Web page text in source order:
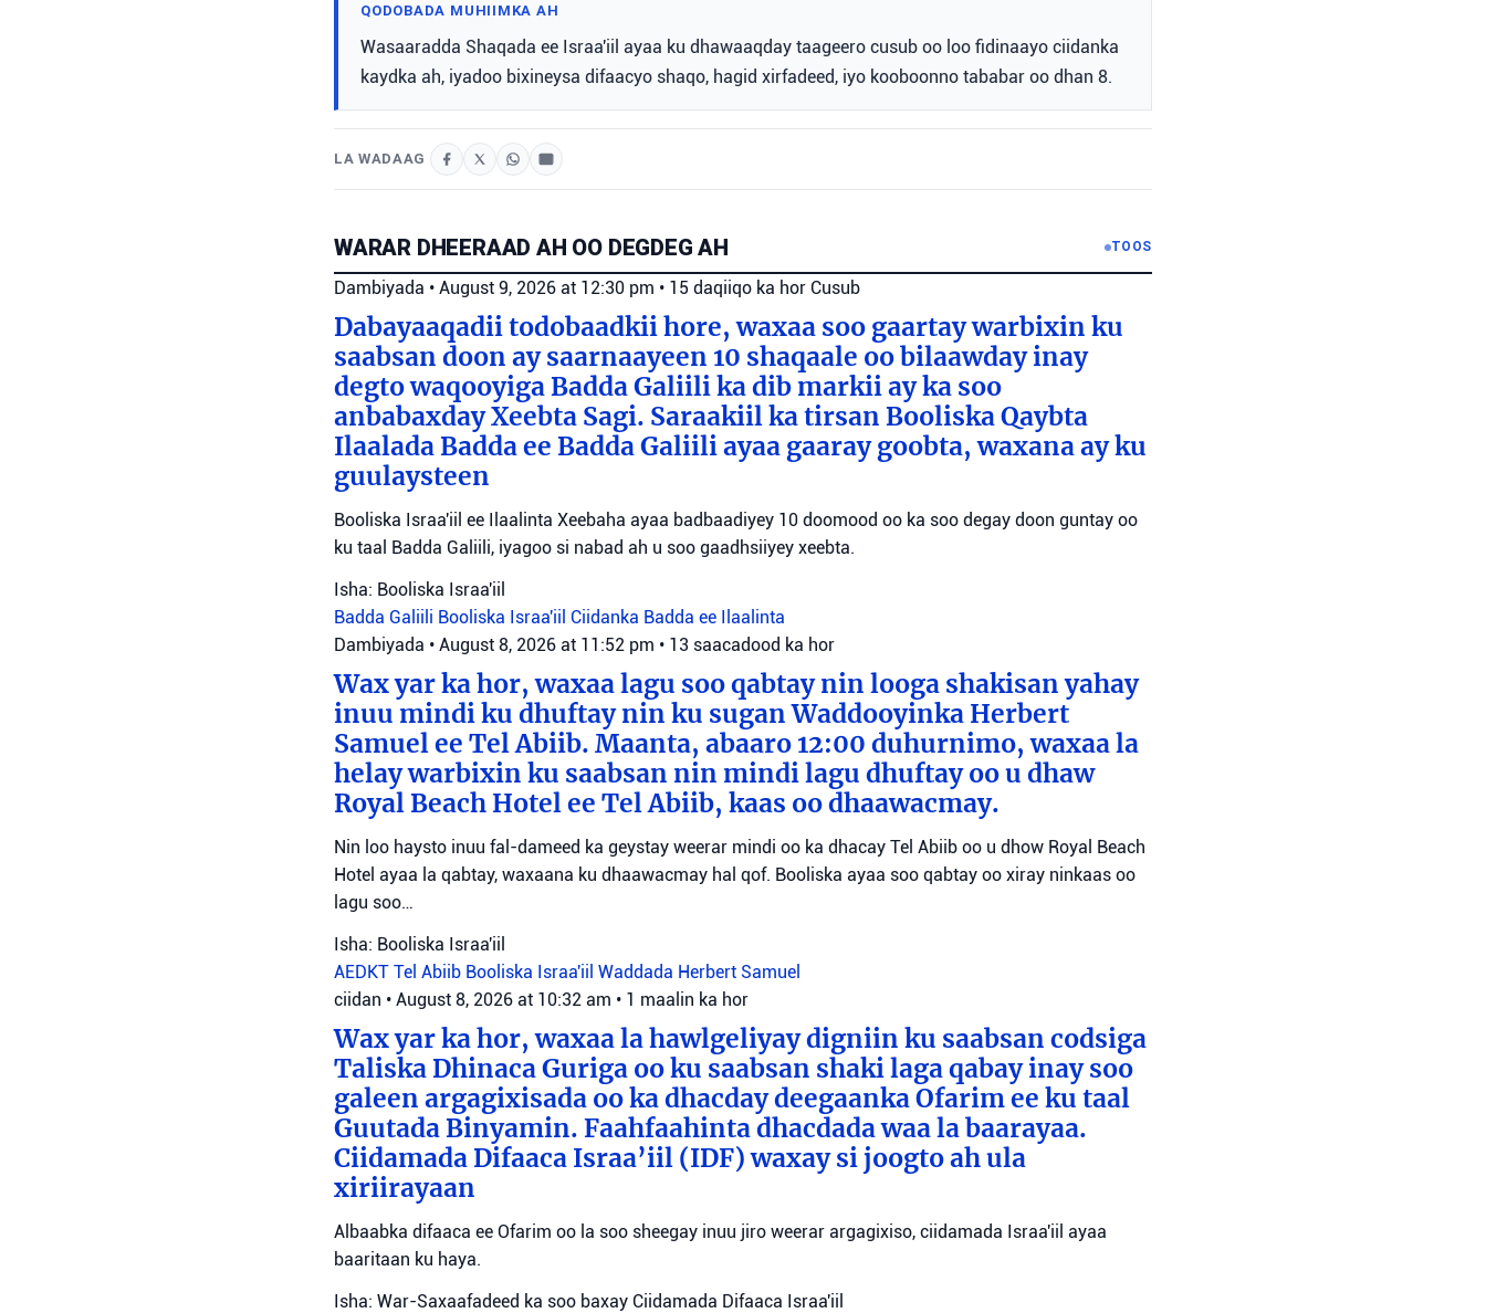
QODOBADA MUHIIMKA AH
Wasaaradda Shaqada ee Israa'iil ayaa ku dhawaaqday taageero cusub oo loo fidinaayo ciidanka
kaydka ah, iyadoo bixineysa difaacyo shaqo, hagid xirfadeed, iyo kooboonno tababar oo dhan 8.
LA WADAAG
WARAR DHEERAAD AH OO DEGDEG AH TOOS
Dambiyada • August 9, 2026 at 12:30 pm • 15 daqiiqo ka hor Cusub
Dabayaaqadii todobaadkii hore, waxaa soo gaartay warbixin ku
saabsan doon ay saarnaayeen 10 shaqaale oo bilaawday inay
degto waqooyiga Badda Galiili ka dib markii ay ka soo
anbabaxday Xeebta Sagi. Saraakiil ka tirsan Booliska Qaybta
Ilaalada Badda ee Badda Galiili ayaa gaaray goobta, waxana ay ku
guulaysteen
Booliska Israa'iil ee Ilaalinta Xeebaha ayaa badbaadiyey 10 doomood oo ka soo degay doon guntay oo
ku taal Badda Galiili, iyagoo si nabad ah u soo gaadhsiiyey xeebta.
Isha: Booliska Israa'iil
Badda Galiili Booliska Israa'iil Ciidanka Badda ee Ilaalinta
Dambiyada • August 8, 2026 at 11:52 pm • 13 saacadood ka hor
Wax yar ka hor, waxaa lagu soo qabtay nin looga shakisan yahay
inuu mindi ku dhuftay nin ku sugan Waddooyinka Herbert
Samuel ee Tel Abiib. Maanta, abaaro 12:00 duhurnimo, waxaa la
helay warbixin ku saabsan nin mindi lagu dhuftay oo u dhaw
Royal Beach Hotel ee Tel Abiib, kaas oo dhaawacmay.
Nin loo haysto inuu fal-dameed ka geystay weerar mindi oo ka dhacay Tel Abiib oo u dhow Royal Beach
Hotel ayaa la qabtay, waxaana ku dhaawacmay hal qof. Booliska ayaa soo qabtay oo xiray ninkaas oo
lagu soo…
Isha: Booliska Israa'iil
AEDKT Tel Abiib Booliska Israa'iil Waddada Herbert Samuel
ciidan • August 8, 2026 at 10:32 am • 1 maalin ka hor
Wax yar ka hor, waxaa la hawlgeliyay digniin ku saabsan codsiga
Taliska Dhinaca Guriga oo ku saabsan shaki laga qabay inay soo
galeen argagixisada oo ka dhacday deegaanka Ofarim ee ku taal
Guutada Binyamin. Faahfaahinta dhacdada waa la baarayaa.
Ciidamada Difaaca Israa’iil (IDF) waxay si joogto ah ula
xiriirayaan
Albaabka difaaca ee Ofarim oo la soo sheegay inuu jiro weerar argagixiso, ciidamada Israa'iil ayaa
baaritaan ku haya.
Isha: War-Saxaafadeed ka soo baxay Ciidamada Difaaca Israa'iil